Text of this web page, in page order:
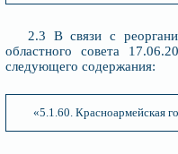
2.3 В связи с
областного совета
следующего содержания:
«5.1.60. Красноармейская